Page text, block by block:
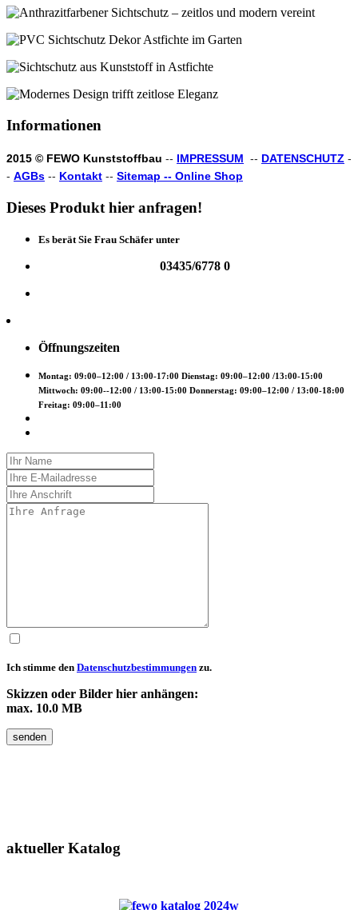
Informationen
2015 © FEWO Kunststoffbau -- IMPRESSUM -- DATENSCHUTZ -
- AGBs -- Kontakt -- Sitemap -- Online Shop
Dieses Produkt hier anfragen!
Es berät Sie Frau Schäfer unter
03435/6778 0
Öffnungszeiten
Montag: 09:00–12:00 / 13:00-17:00 Dienstag: 09:00–12:00 /13:00-15:00
Mittwoch: 09:00--12:00 / 13:00-15:00 Donnerstag: 09:00–12:00 / 13:00-18:00
Freitag: 09:00–11:00
Ich stimme den Datenschutzbestimmungen zu.
Skizzen oder Bilder hier anhängen:
max. 10.0 MB
senden
aktueller Katalog